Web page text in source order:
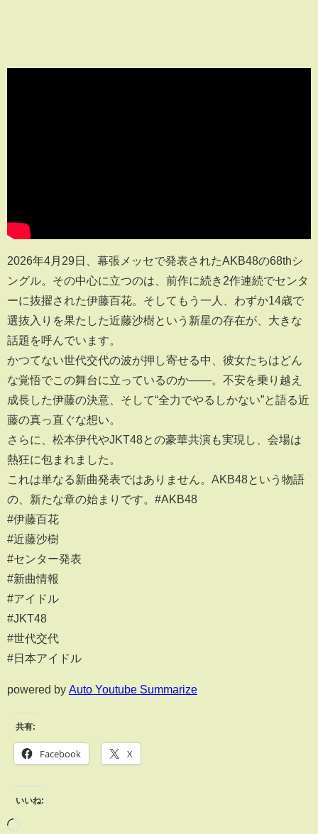
2026年4月29日、幕張メッセで発表されたAKB48の68thシ
ングル。その中心に立つのは、前作に続き2作連続でセンタ
ーに抜擢された伊藤百花。そしてもう一人、わずか14歳で
選抜入りを果たした近藤沙樹という新星の存在が、大きな
話題を呼んでいます。
かつてない世代交代の波が押し寄せる中、彼女たちはどん
な覚悟でこの舞台に立っているのか――。不安を乗り越え
成長した伊藤の決意、そして“全力でやるしかない”と語る近
藤の真っ直ぐな想い。
さらに、松本伊代やJKT48との豪華共演も実現し、会場は
熱狂に包まれました。
これは単なる新曲発表ではありません。AKB48という物語
の、新たな章の始まりです。#AKB48
#伊藤百花
#近藤沙樹
#センター発表
#新曲情報
#アイドル
#JKT48
#世代交代
#日本アイドル
powered by Auto Youtube Summarize
共有:
Facebook X
いいね: